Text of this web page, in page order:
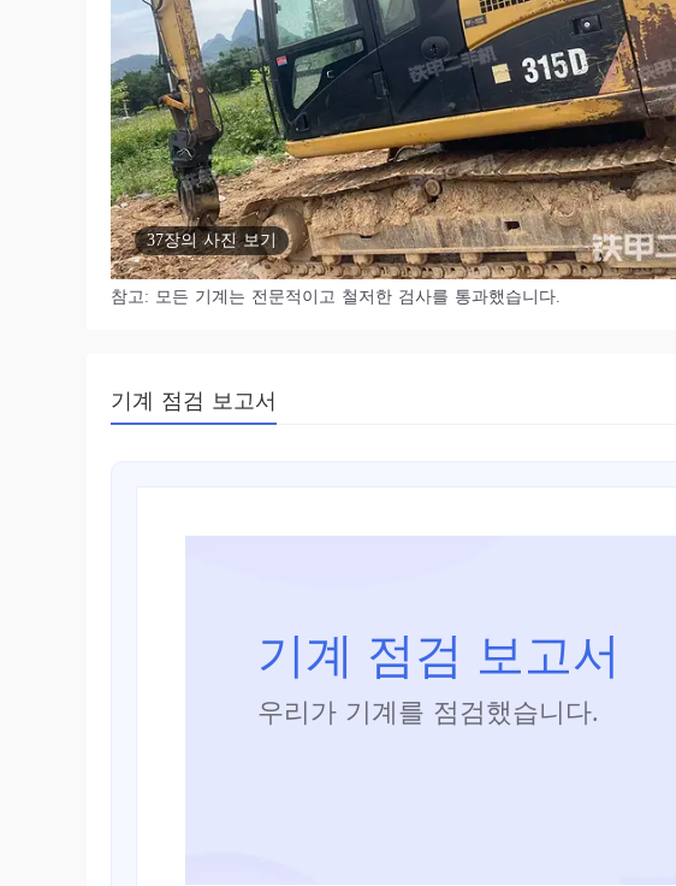
37장의 사진 보기
참고: 모든 기계는 전문적이고 철저한 검사를 통과했습니다.
기계 점검 보고서
기계 점검 보고서
우리가 기계를 점검했습니다.